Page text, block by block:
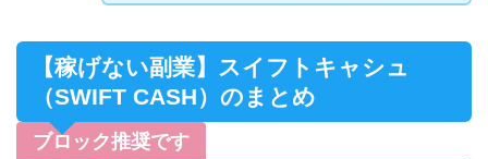
【稼げない副業】スイフトキャシュ
（SWIFT CASH）のまとめ
ブロック推奨です